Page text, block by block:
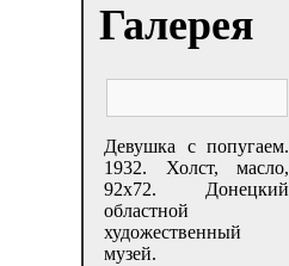
Галерея
Девушка с попугаем.
1932. Холст, масло,
92х72. Донецкий
областной
художественный
музей.